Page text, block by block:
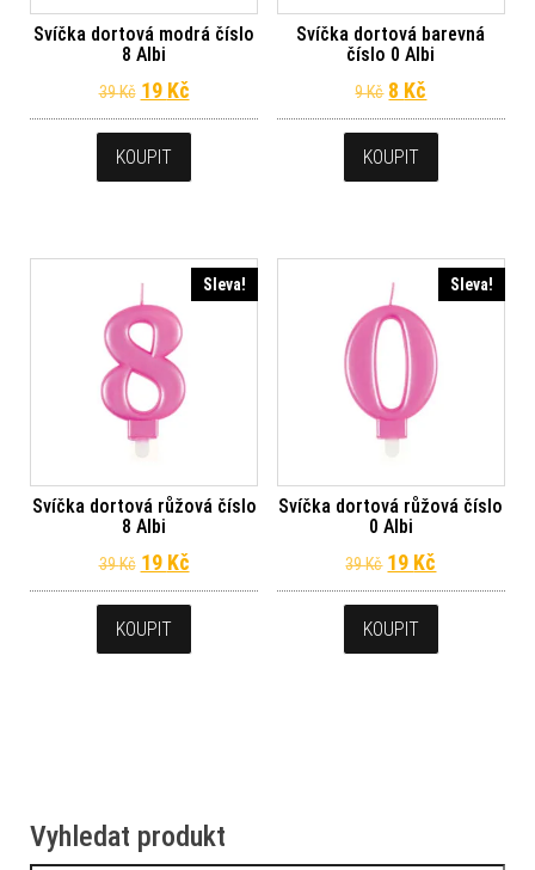
Svíčka dortová modrá číslo
8 Albi
39Kč Původní cena byla: 39 Kč.
19 KčAktuální cena je: 19 Kč.
KOUPIT
Svíčka dortová barevná
číslo 0 Albi
9Kč Původní cena
8 Kč
KOUPIT
Sleva!
Svíčka dortová růžová číslo
8 Albi
39Kč Původní cena byla: 39 Kč.
19 KčAktuální cena je: 19 Kč.
KOUPIT
Sleva!
Svíčka dortová růžová číslo
0 Albi
39Kč Původní cena
19 Kč
KOUPIT
Vyhledat produkt